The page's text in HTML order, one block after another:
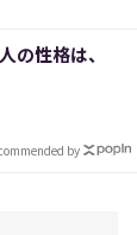
性格は、
by